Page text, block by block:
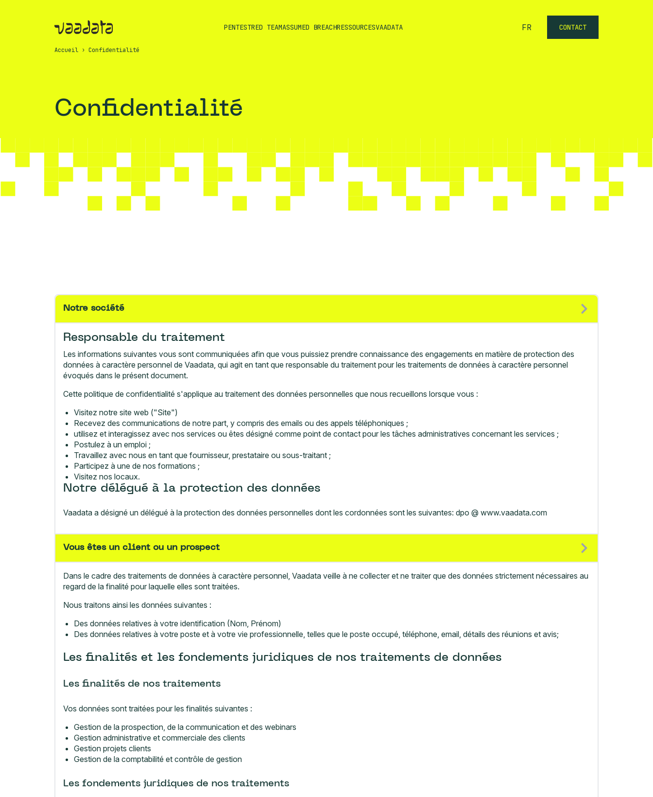
PENTESTRED TEAMASSUMED BREACHRESSOURCESVAADATA FR CONTACT
Accueil › Confidentialité
Confidentialité
Notre société
Responsable du traitement
Les informations suivantes vous sont communiquées afin que vous puissiez prendre connaissance des engagements en matière de protection des
données à caractère personnel de Vaadata, qui agit en tant que responsable du traitement pour les traitements de données à caractère personnel
évoqués dans le présent document.
Cette politique de confidentialité s'applique au traitement des données personnelles que nous recueillons lorsque vous :
Visitez notre site web ("Site")
Recevez des communications de notre part, y compris des emails ou des appels téléphoniques ;
utilisez et interagissez avec nos services ou êtes désigné comme point de contact pour les tâches administratives concernant les services ;
Postulez à un emploi ;
Travaillez avec nous en tant que fournisseur, prestataire ou sous-traitant ;
Participez à une de nos formations ;
Visitez nos locaux.
Notre délégué à la protection des données
Vaadata a désigné un délégué à la protection des données personnelles dont les cordonnées sont les suivantes: dpo @ www.vaadata.com
Vous êtes un client ou un prospect
Dans le cadre des traitements de données à caractère personnel, Vaadata veille à ne collecter et ne traiter que des données strictement nécessaires au
regard de la finalité pour laquelle elles sont traitées.
Nous traitons ainsi les données suivantes :
Des données relatives à votre identification (Nom, Prénom)
Des données relatives à votre poste et à votre vie professionnelle, telles que le poste occupé, téléphone, email, détails des réunions et avis;
Les finalités et les fondements juridiques de nos traitements de données
Les finalités de nos traitements
Vos données sont traitées pour les finalités suivantes :
Gestion de la prospection, de la communication et des webinars
Gestion administrative et commerciale des clients
Gestion projets clients
Gestion de la comptabilité et contrôle de gestion
Les fondements juridiques de nos traitements